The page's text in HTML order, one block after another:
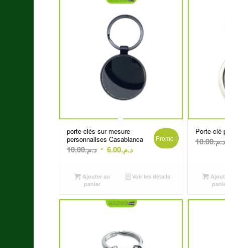
porte clés sur mesure
personnalises Casablanca
د.م.10.00
Le
initial
était :
د.م.10.00.
د.م.6.00
Le
actuel
د.م.6.00.
Promo !
Ajouter au
panier
Voir les détails
Porte-clé
د.م.10.00